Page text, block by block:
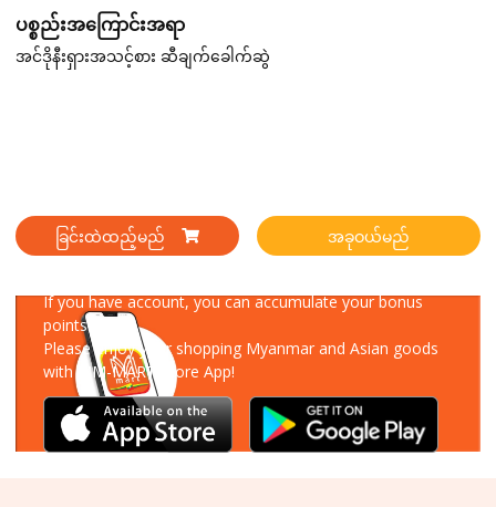
ပစ္စည်းအကြောင်းအရာ
အင်ဒိုနီးရှားအသင့်စား ဆီချက်ခေါက်ဆွဲ
ခြင်းထဲထည့်မည် အခုဝယ်မည်
If you have account, you can accumulate your bonus
points!
Please enjoy your shopping Myanmar and Asian goods
with MM-MART Store App!